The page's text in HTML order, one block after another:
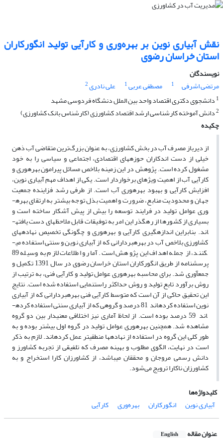
نقش آبیاری نوین بر بهره‌وری و کارآیی تولید انگورکاران
استان خراسان رضوی
نویسندگان
مرتضی اشرفی
1 مصطفی عربی1 علی نادری2
1 دانشجوی دکتری اقتصاد واحد بین الملل دنشگاه فردوسی مشهد
2دانش آموخته کارشناسی ارشد اقتصاد کشاورزی (کارشناس بانک کشاورزی)
چکیده
از دیرباز مصرف آب در بخش کشاورزی، به عنوان بزرگ‌ترین متقاضی آب ذهن
خیلی از دست اندکاران حوزه­های اقتصادی، اجتماعی و سیاسی را به خود
مشغول کرده است. پژوهش در این زمینه بلاخص مسائل پیرامون بهره­وری و
کارآیی آب از اهمیت ویژه­ای برخواردار است. یکی از اهداف مهم آبیاری نوین،
افزایش کارآیی و بهبود بهره­وری آب است. از طرفی رشد فزاینده جمعیت
جهان و محدودیت منابع، ضرورت و اهمیت بذل توجه بیشتر به ارتقای بهره­
وری عوامل تولید در فرایند توسعه را بیش از پیش آشکار ساخته است و
بسیاری از کشورها از رهگذر این امر به توفیقات قابل ملاحظه­ای دست یافته­
اند. بنابراین اندازه­گیری کارآیی و بهره­وری و چگونگی تخصیص نهاده­های
کشاورزی بلاخص آب در بهره­بردارانی که از آبیاری نوین و سنتی استفاده می­
کنند، از جمله اهداف این پژوهش است. آمار و اطلاعات لازم به وسیله 89
پرسشنامه از طریق انگورکاران استان خراسان رضوی در سال 1391 تکمیل و
جمع­آوری شد. برای محاسبه بهره­وری عوامل تولید و کارآیی فنی، به ترتیب از
روش برآورد تابع تولید و روش حداکثر راستنمایی استفاده شده است. نتایج
این تحقیق حاکی از آن است که متوسط کارآیی فنی بهره­بردارانی که از آبیاری
نوین استفاده کرده­اند 81 درصد و گروهی که از آبیاری سنتی استفاده کرده­
اند 59 درصد بوده است. از لحاظ آماری نیز اختلافی معنی­دار بین دو گروه
مشاهده شد. همچنین بهره­وری عوامل تولید در گروه اول بیشتر بوده و به
طور کلی این گروه در استفاده از نهاده­ها منطقی­تر عمل کرده­اند. لازم به ذکر
است در نهایت، الگوی مطلوب و بهینه مصرف که تلفیقی از تجربه کشاورز و
دانش رسمی مروجان و محققان می­باشد، از کشاورزان کارا استخراج و به
کشاورزان ناکارا ترویج می‌شود.
کلیدواژه‌ها
آبیاری نوین
انگورکاران بهره‌وری کارآیی
عنوان مقاله English